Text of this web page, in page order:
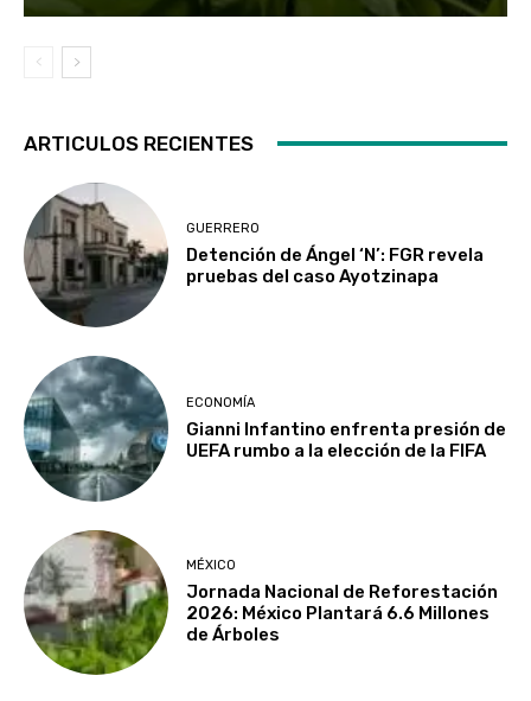
ARTICULOS RECIENTES
GUERRERO
Detención de Ángel ‘N’: FGR revela
pruebas del caso Ayotzinapa
ECONOMÍA
Gianni Infantino enfrenta presión de
UEFA rumbo a la elección de la FIFA
MÉXICO
Jornada Nacional de Reforestación
2026: México Plantará 6.6 Millones
de Árboles